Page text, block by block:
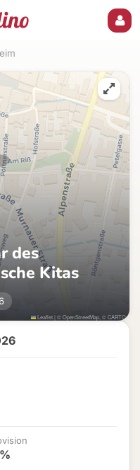
des
Kitas
Leaflet|©OpenStreetMap , ©CARTO